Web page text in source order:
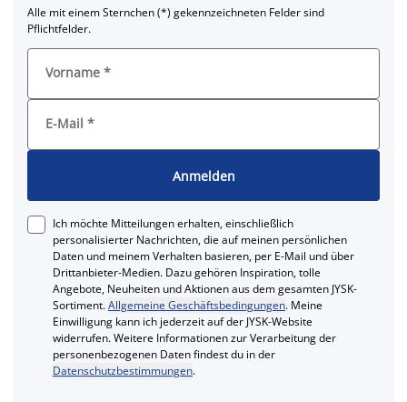
Alle mit einem Sternchen (*) gekennzeichneten Felder sind
Pflichtfelder.
Vorname *
E-Mail *
Anmelden
Ich möchte Mitteilungen erhalten, einschließlich
personalisierter Nachrichten, die auf meinen persönlichen
Daten und meinem Verhalten basieren, per E-Mail und über
Drittanbieter-Medien. Dazu gehören Inspiration, tolle
Angebote, Neuheiten und Aktionen aus dem gesamten JYSK-
Sortiment.Allgemeine Geschäftsbedingungen. Meine
Einwilligung kann ich jederzeit auf der JYSK-Website
widerrufen. Weitere Informationen zur Verarbeitung der
personenbezogenen Daten findest du in der
Datenschutzbestimmungen.